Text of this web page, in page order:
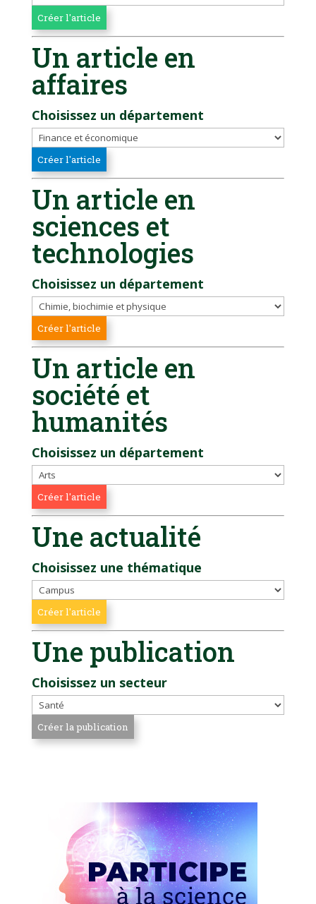
Un article en
affaires
Choisissez un département
Un article en
sciences et
technologies
Choisissez un département
Un article en
société et
humanités
Choisissez un département
Une actualité
Choisissez une thématique
Une publication
Choisissez un secteur